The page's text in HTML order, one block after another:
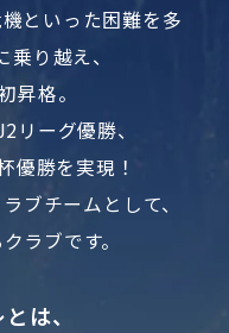
といった困難を多
り越え、
昇格。
リーグ優勝、
優勝を実現！
ブチームとして、
ラブです。
は、